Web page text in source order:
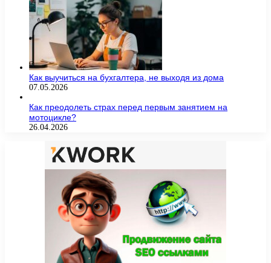
Как выучиться на бухгалтера, не выходя из дома
07.05.2026
Как преодолеть страх перед первым занятием на
мотоцикле?
26.04.2026